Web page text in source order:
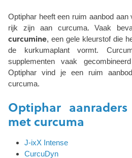
Optiphar heeft een ruim aanbod aan
rijk zijn aan curcuma. Vaak
curcumine, een gele kleurstof die
de kurkumaplant vormt.
supplementen vaak
Optiphar vind je een ruim
curcuma.
Optiphar
met curcuma
J-ixX Intense
CurcuDyn